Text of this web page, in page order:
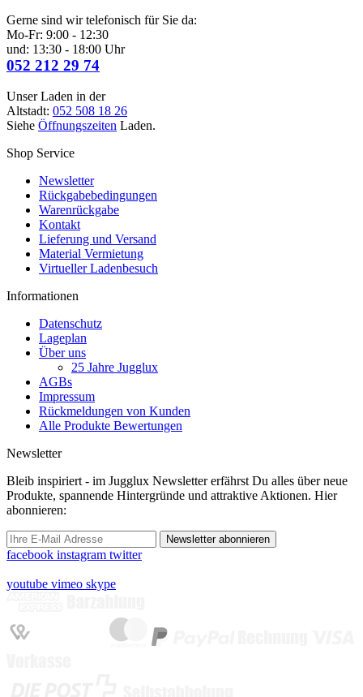
Gerne sind wir telefonisch für Sie da:
Mo-Fr: 9:00 - 12:30
und: 13:30 - 18:00 Uhr
052 212 29 74
Unser Laden in der
Altstadt: 052 508 18 26
Siehe Öffnungszeiten Laden.
Shop Service
Newsletter
Rückgabebedingungen
Warenrückgabe
Kontakt
Lieferung und Versand
Material Vermietung
Virtueller Ladenbesuch
Informationen
Datenschutz
Lageplan
Über uns
25 Jahre Jugglux
AGBs
Impressum
Rückmeldungen von Kunden
Alle Produkte Bewertungen
Newsletter
Bleib inspiriert - im Jugglux Newsletter erfährst Du alles über neue
Produkte, spannende Hintergründe und attraktive Aktionen. Hier
abonnieren:
Newsletter abonnieren
facebook instagram twitter
youtube vimeo skype